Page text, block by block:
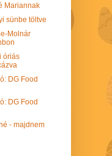
Mariannak
sünbe töltve
Molnár
óriás
DG Food
DG Food
- majdnem